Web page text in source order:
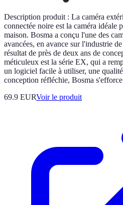
Description produit : La caméra
connectée noire est la caméra idéale
maison. Bosma a conçu l'une des
avancées, en avance sur l'industrie
résultat de près de deux ans de
méticuleux est la série EX, qui a
un logiciel facile à utiliser, une
conception réfléchie, Bosma
69.9 EURVoir le produit